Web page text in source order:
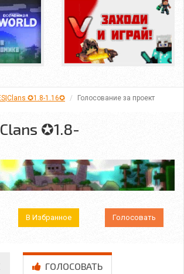
✪1.8-1.16✪ Голосование за проект
✪1.8-
В Избранное Голосовать
ГОЛОСОВАТЬ